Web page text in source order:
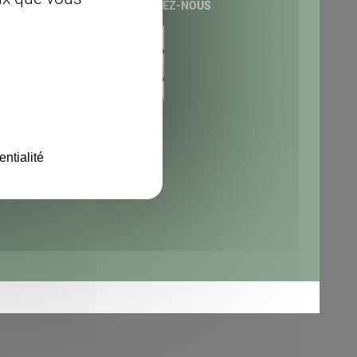
SUIVEZ-NOUS